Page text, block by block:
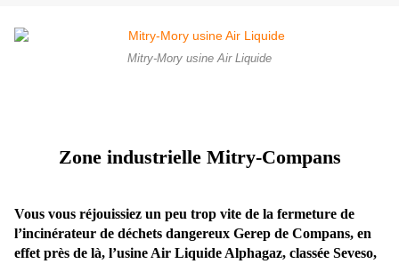
Mitry-Mory usine Air Liquide
Zoneindustrielle Mitry-Compans
Vous vous réjouissiez un peu trop vite de la fermeture de
l’incinérateur de déchets dangereux Gerep de Compans, en
effet près de là, l’usine Air Liquide Alphagaz, classée Seveso,